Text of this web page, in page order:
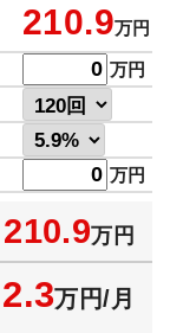
210.9万円
万円
万円
210.9万円
2.3万円/月